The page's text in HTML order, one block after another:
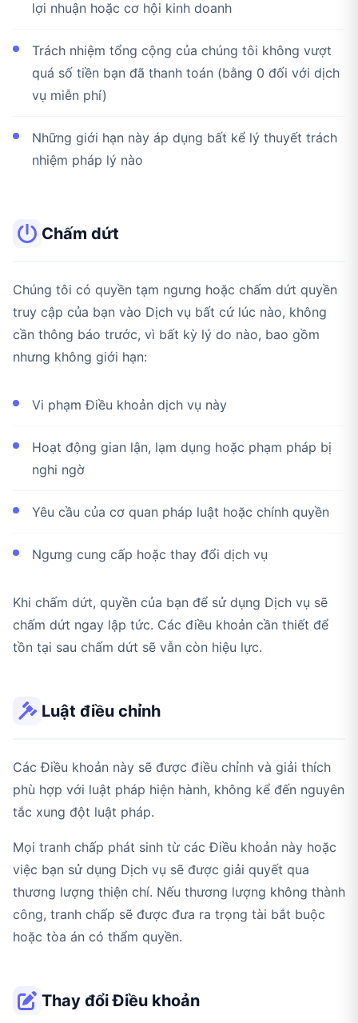
lợi nhuận hoặc cơ hội kinh doanh
Trách nhiệm tổng cộng của chúng tôi không vượt
quá số tiền bạn đã thanh toán (bằng 0 đối với dịch
vụ miễn phí)
Những giới hạn này áp dụng bất kể lý thuyết trách
nhiệm pháp lý nào
Chấm dứt
Chúng tôi có quyền tạm ngưng hoặc chấm dứt quyền
truy cập của bạn vào Dịch vụ bất cứ lúc nào, không
cần thông báo trước, vì bất kỳ lý do nào, bao gồm
nhưng không giới hạn:
Vi phạm Điều khoản dịch vụ này
Hoạt động gian lận, lạm dụng hoặc phạm pháp bị
nghi ngờ
Yêu cầu của cơ quan pháp luật hoặc chính quyền
Ngưng cung cấp hoặc thay đổi dịch vụ
Khi chấm dứt, quyền của bạn để sử dụng Dịch vụ sẽ
chấm dứt ngay lập tức. Các điều khoản cần thiết để
tồn tại sau chấm dứt sẽ vẫn còn hiệu lực.
Luật điều chỉnh
Các Điều khoản này sẽ được điều chỉnh và giải thích
phù hợp với luật pháp hiện hành, không kể đến nguyên
tắc xung đột luật pháp.
Mọi tranh chấp phát sinh từ các Điều khoản này hoặc
việc bạn sử dụng Dịch vụ sẽ được giải quyết qua
thương lượng thiện chí. Nếu thương lượng không thành
công, tranh chấp sẽ được đưa ra trọng tài bắt buộc
hoặc tòa án có thẩm quyền.
Thay đổi Điều khoản